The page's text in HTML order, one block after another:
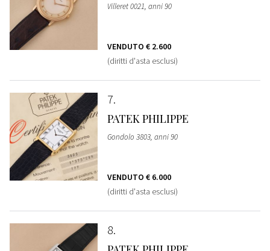
Villeret 0021, anni 90
VENDUTO € 2.600
(diritti d'asta esclusi)
7
PATEK PHILIPPE
Gondolo 3803, anni 90
VENDUTO € 6.000
(diritti d'asta esclusi)
8